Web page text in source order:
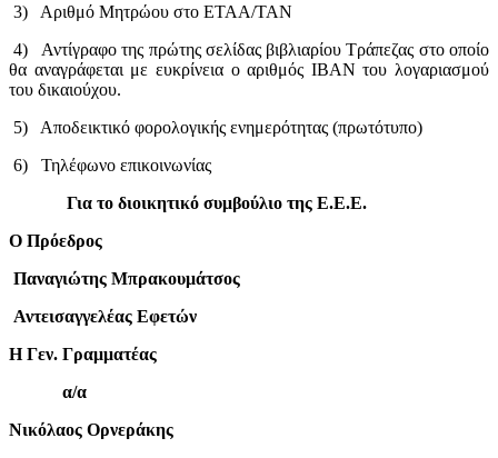
3) Αριθμό Μητρώου στο ΕΤΑΑ/ΤΑΝ
4) Αντίγραφο της πρώτης σελίδας βιβλιαρίου Τράπεζας στο οποίο
θα αναγράφεται με ευκρίνεια ο αριθμός ΙΒΑΝ του λογαριασμού
του δικαιούχου.
5) Αποδεικτικό φορολογικής ενημερότητας (πρωτότυπο)
6) Τηλέφωνο επικοινωνίας
Για το διοικητικό συμβούλιο της Ε.Ε.Ε.
Ο Πρόεδρος
Παναγιώτης Μπρακουμάτσος
Αντεισαγγελέας Εφετών
Η Γεν. Γραμματέας
α/α
Νικόλαος Ορνεράκης